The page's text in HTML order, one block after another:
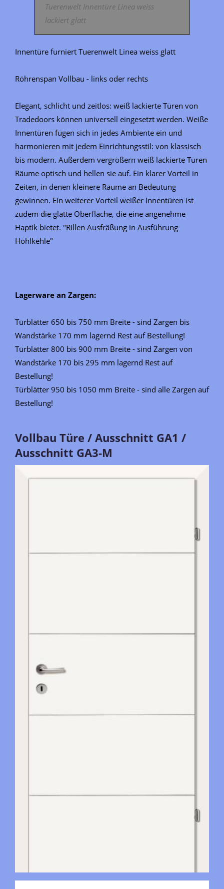
Tuerenwelt Innentüre Linea weiss
lackiert glatt
Innentüre furniert Tuerenwelt Linea weiss glatt
Röhrenspan Vollbau - links oder rechts
Elegant, schlicht und zeitlos: weiß lackierte Türen von
Tradedoors können universell eingesetzt werden. Weiße
Innentüren fügen sich in jedes Ambiente ein und
harmonieren mit jedem Einrichtungsstil: von klassisch
bis modern. Außerdem vergrößern weiß lackierte Türen
Räume optisch und hellen sie auf. Ein klarer Vorteil in
Zeiten, in denen kleinere Räume an Bedeutung
gewinnen. Ein weiterer Vorteil weißer Innentüren ist
zudem die glatte Oberfläche, die eine angenehme
Haptik bietet. "Rillen Ausfräßung in Ausführung
Hohlkehle"
Lagerware an Zargen:
Türblätter 650 bis 750 mm Breite - sind Zargen bis
Wandstärke 170 mm lagernd Rest auf Bestellung!
Türblätter 800 bis 900 mm Breite - sind Zargen von
Wandstärke 170 bis 295 mm lagernd Rest auf
Bestellung!
Türblätter 950 bis 1050 mm Breite - sind alle Zargen auf
Bestellung!
Vollbau Türe / Ausschnitt GA1 /
Ausschnitt GA3-M